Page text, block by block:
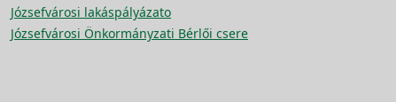
Józsefvárosi lakáspályázato
Józsefvárosi Önkormányzati Bérlői csere